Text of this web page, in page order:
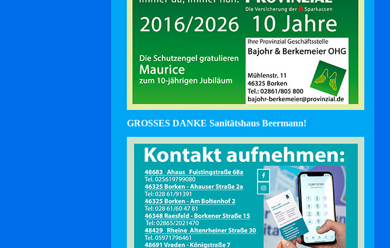
GROSSES DANKE Sanitätshaus Beermann!